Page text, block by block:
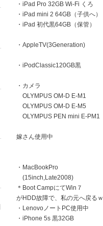
・iPad Pro 32GB Wi-Fi くろ
・iPad mini 2 64GB（子供へ）
・iPad 初代黒64GB（保管）
・AppleTV(3Generation)
・iPodClassic120GB黒
・カメラ
OLYMPUS OM-D E-M1
OLYMPUS OM-D E-M5
OLYMPUS PEN mini E-PM1
嫁さん使用中
・MacBookPro
(15inch,Late2008)
＊Boot CampにてWin７
がHDD故障で、私の元へ戻るｗ
・LenovoノートPC使用中
・iPhone 5s 黒32GB